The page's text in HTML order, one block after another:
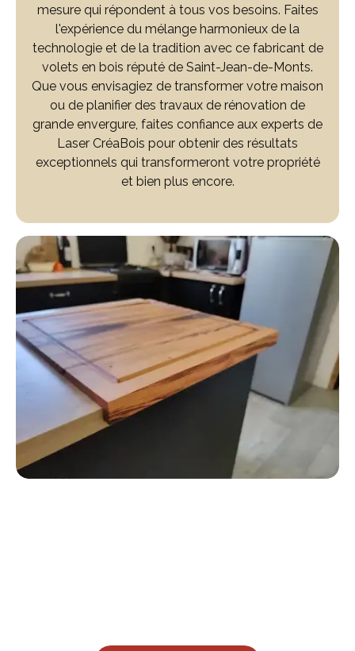
mesure qui répondent à tous vos besoins. Faites
l'expérience du mélange harmonieux de la
technologie et de la tradition avec ce fabricant de
volets en bois réputé de Saint-Jean-de-Monts.
Que vous envisagiez de transformer votre maison
ou de planifier des travaux de rénovation de
grande envergure, faites confiance aux experts de
Laser CréaBois pour obtenir des résultats
exceptionnels qui transformeront votre propriété
et bien plus encore.